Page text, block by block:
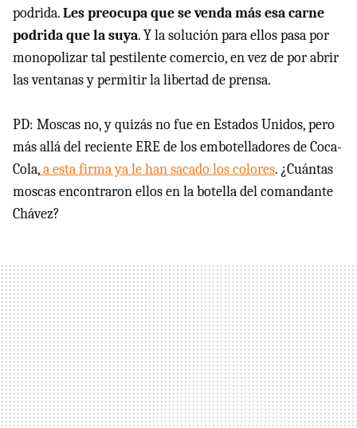
podrida.Les preocupa que se venda más esa carne
podrida que la suya. Y la solución para ellos pasa por
monopolizar tal pestilente comercio, en vez de por abrir
las ventanas y permitir la libertad de prensa.
PD: Moscas no, y quizás no fue en Estados Unidos, pero
más allá del reciente ERE de los embotelladores de Coca-
Cola,a esta firma ya le han sacado los colores. ¿Cuántas
moscas encontraron ellos en la botella del comandante
Chávez?